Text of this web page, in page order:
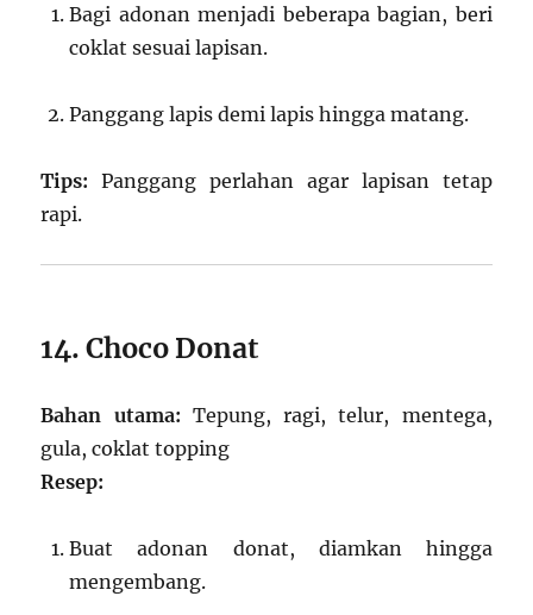
Bagi adonan menjadi beberapa bagian, beri
coklat sesuai lapisan.
Panggang lapis demi lapis hingga matang.
Tips: Panggang perlahan agar lapisan tetap
rapi.
14. Choco Donat
Bahan utama: Tepung, ragi, telur, mentega,
gula, coklat topping
Resep:
Buat adonan donat, diamkan hingga
mengembang.